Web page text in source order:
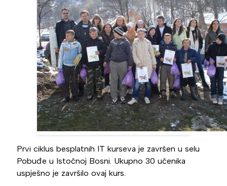
Prvi ciklus besplatnih IT kurseva je završen u selu
Pobuđe u Istočnoj Bosni. Ukupno 30 učenika
uspješno je završilo ovaj kurs.